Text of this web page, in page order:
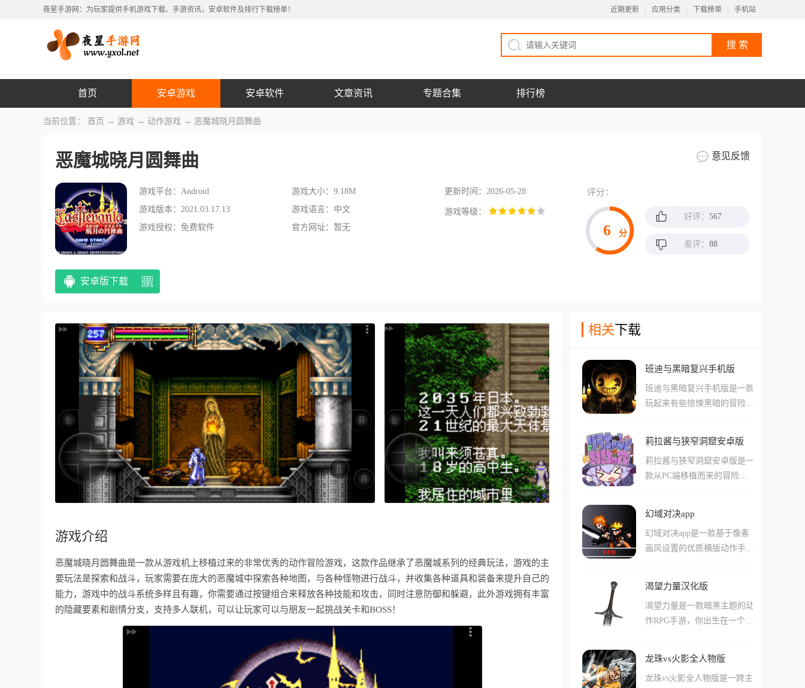
夜星手游网：为玩家提供手机游戏下载、手游资讯，安卓软件及排行下载榜单！ 近期更新 应用分类 下载榜单 手机站
首页 安卓游戏 安卓软件 文章资讯 专题合集 排行榜
当前位置： 首页 → 游戏 → 动作游戏 → 恶魔城晓月圆舞曲
恶魔城晓月圆舞曲 意见反馈
游戏平台：Android 游戏大小：9.18M
更新时间：2026-05-28
游戏版本：2021.03.17.13
游戏语言：中文
游戏等级：
游戏授权：免费软件
官方网址：暂无
评分：
6 分
好评： 567
差评： 88
安卓版下载
游戏介绍
恶魔城晓月圆舞曲是一款从游戏机上移植过来的非常优秀的动作冒险游戏，这款作品继承了恶魔城系列的经典玩法，游戏的主
要玩法是探索和战斗，玩家需要在庞大的恶魔城中探索各种地图，与各种怪物进行战斗，并收集各种道具和装备来提升自己的
能力，游戏中的战斗系统多样且有趣，你需要通过按键组合来释放各种技能和攻击，同时注意防御和躲避，此外游戏拥有丰富
的隐藏要素和剧情分支，支持多人联机，可以让玩家可以与朋友一起挑战关卡和BOSS！
相关下载
班迪与黑暗复兴手机版
班迪与黑暗复兴手机版是一款
玩起来有些惊悚黑暗的冒险解
验，当然也会碰到非常黑暗的
地图场景和很多可怕的怪物!
在游戏中需要玩家们通过一系
进行修改，并且增强玩家们对
多碎片化叙事的部分，对玩家
们来说需要自己拼凑内容!
莉拉酱与狭窄洞窟安卓版
莉拉酱与狭窄洞窟安卓版是一
款从PC端移植而来的冒险闯
的魔女莉拉，在狭窄黑暗的洞
穴隧道中匍匐爬行，利用左右
移动、蹲下起身和瞬发魔法等
击。游戏共有六个关卡，每个
式，玩家需要操控角色在狭窄
洞窟中不断前进，通过不断加
技能，最终利用最短的时间逃
幻域对决app
幻域对决app是一款基于像素
画风设置的优质横版动作手
有趣的技能和忍术都被游戏收
录到了角色的动作当中来，通
过玩家们使用特定的键位和连
系列不同的技能和大招，让玩
还支持多人联机战斗和局域网
渴望力量汉化版
渴望力量是一款暗黑主题的动
作RPG手游，你出生在一个被
逐的渴求者，游戏不仅拥有极
高的战斗自由度，更融入了R
龙珠vs火影全人物版
龙珠vs火影全人物版是一跨主